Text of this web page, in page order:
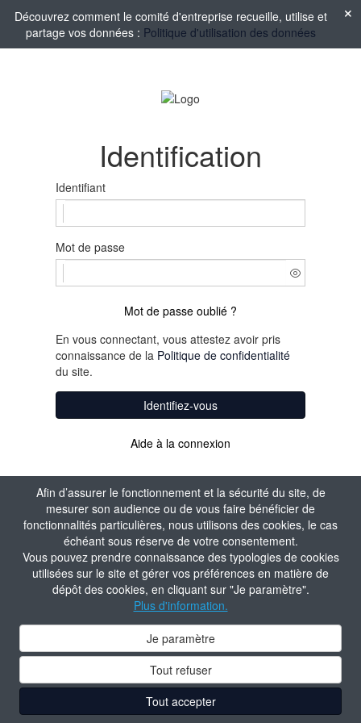
Afin d’assurer le fonctionnement et la sécurité du site, de
mesurer son audience ou de vous faire bénéficier de
fonctionnalités particulières, nous utilisons des cookies, le cas
échéant sous réserve de votre consentement.
Vous pouvez prendre connaissance des typologies de cookies
utilisées sur le site et gérer vos préférences en matière de
dépôt des cookies, en cliquant sur "Je paramètre".
Plus d'information.
Je paramètre
Tout refuser
Tout accepter
Découvrez comment le comité d'entreprise recueille, utilise et
partage vos données : Politique d'utilisation des données
Identification
Identifiant
Mot de passe
Mot de passe oublié ?
En vous connectant, vous attestez avoir pris
connaissance de la Politique de confidentialité
du site.
Identifiez-vous
Aide à la connexion